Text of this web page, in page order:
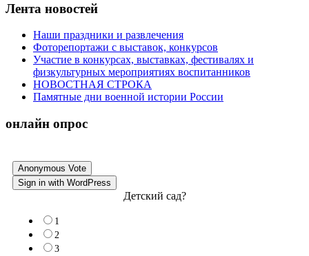
Лента новостей
Наши праздники и развлечения
Фоторепортажи с выставок, конкурсов
Участие в конкурсах, выставках, фестивалях и
физкультурных мероприятиях воспитанников
НОВОСТНАЯ СТРОКА
Памятные дни военной истории России
онлайн опрос
Anonymous Vote
Sign in with WordPress
Детский сад?
1
2
3